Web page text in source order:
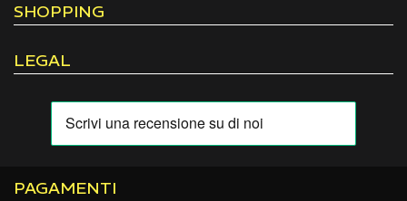
SHOPPING
LEGAL
PAGAMENTI